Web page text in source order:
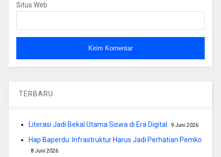
Situs Web
TERBARU
Literasi Jadi Bekal Utama Siswa di Era Digital 9 Juni 2026
Hap Baperdu: Infrastruktur Harus Jadi Perhatian Pemko
8 Juni 2026